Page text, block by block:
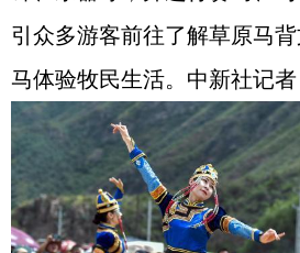
引众多游客前往了解草原马
马体验牧民生活。中新社记